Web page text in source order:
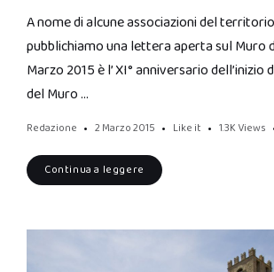
A nome di alcune associazioni del
pubblichiamo una lettera aperta sul Muro
Marzo 2015 è l’ XI° anniversario
del Muro …
Redazione 2 Marzo 2015 Like it 1.3K Views
Continua a leggere